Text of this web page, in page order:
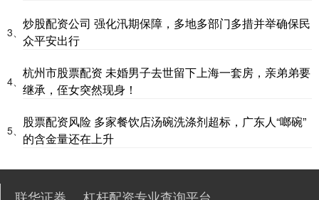
3、
炒股配资公司 强化汛期保障，多地多部门多措并举确保民
众平安出行
4、
杭州市股票配资 未婚男子去世留下上海一套房，亲弟弟要
继承，侄女突然现身！
5、
股票配资风险 多家餐饮店汤碗洗涤剂超标，广东人“啷碗”
的含金量还在上升
联华证券
杠杆配资专业查询平台